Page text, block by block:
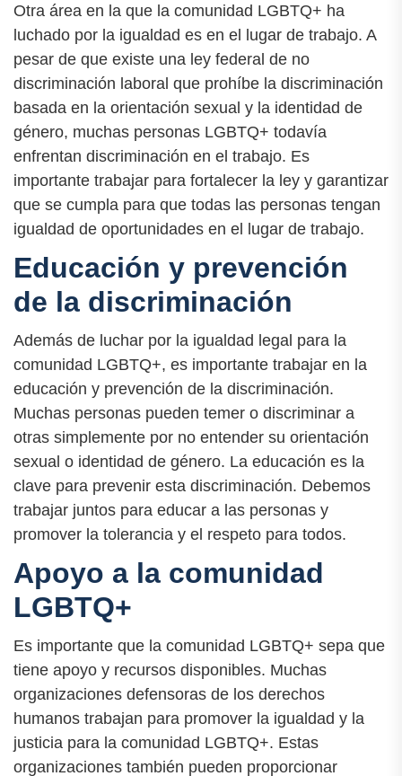
Otra área en la que la comunidad LGBTQ+ ha
luchado por la igualdad es en el lugar de trabajo. A
pesar de que existe una ley federal de no
discriminación laboral que prohíbe la discriminación
basada en la orientación sexual y la identidad de
género, muchas personas LGBTQ+ todavía
enfrentan discriminación en el trabajo. Es
importante trabajar para fortalecer la ley y garantizar
que se cumpla para que todas las personas tengan
igualdad de oportunidades en el lugar de trabajo.
Educación y prevención
de la discriminación
Además de luchar por la igualdad legal para la
comunidad LGBTQ+, es importante trabajar en la
educación y prevención de la discriminación.
Muchas personas pueden temer o discriminar a
otras simplemente por no entender su orientación
sexual o identidad de género. La educación es la
clave para prevenir esta discriminación. Debemos
trabajar juntos para educar a las personas y
promover la tolerancia y el respeto para todos.
Apoyo a la comunidad
LGBTQ+
Es importante que la comunidad LGBTQ+ sepa que
tiene apoyo y recursos disponibles. Muchas
organizaciones defensoras de los derechos
humanos trabajan para promover la igualdad y la
justicia para la comunidad LGBTQ+. Estas
organizaciones también pueden proporcionar